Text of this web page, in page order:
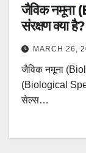
जैविक
संरक्षण क्या है?
MARCH 26,
जैविक नमूना
(Biological
सेल्स…